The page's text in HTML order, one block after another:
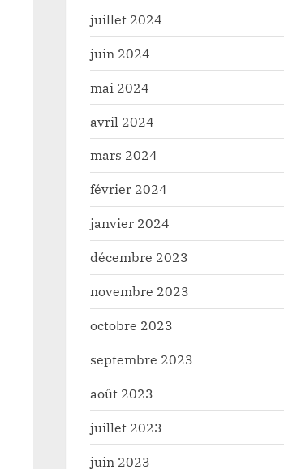
juillet 2024
juin 2024
mai 2024
avril 2024
mars 2024
février 2024
janvier 2024
décembre 2023
novembre 2023
octobre 2023
septembre 2023
août 2023
juillet 2023
juin 2023